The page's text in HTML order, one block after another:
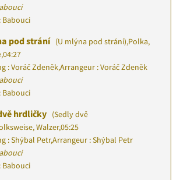
Babouci
pod strání (U mlýna pod strání),Polka,
,04:27
: Voráč Zdeněk,Arrangeur : Voráč Zdeněk
Babouci
hrdličky (Sedly dvě
Walzer,05:25
: Shýbal Petr,Arrangeur : Shýbal Petr
Babouci